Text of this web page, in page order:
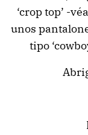
‘crop top’ -
unos
tipo